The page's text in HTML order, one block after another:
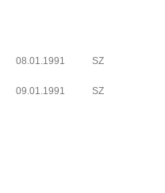
08.01.1991 SZ
09.01.1991 SZ